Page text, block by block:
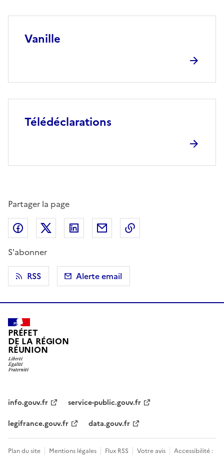
Vanille
Télédéclarations
Partager la page
Partager sur Facebook
Partager sur X (anciennement Twitter)
Partager sur LinkedIn
Partager par email
S'abonner
RSS
Alerte email
PRÉFET
DE LA RÉGION
RÉUNION
info.gouv.fr
service-public.gouv.fr
legifrance.gouv.fr
data.gouv.fr
Plan du site Mentions légales Flux RSS Votre avis Accessibilité :